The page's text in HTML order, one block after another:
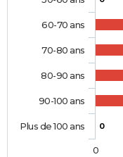
0
60-70 ans
70-80 ans
80-90 ans
90-100 ans
Plus de 100 ans
0